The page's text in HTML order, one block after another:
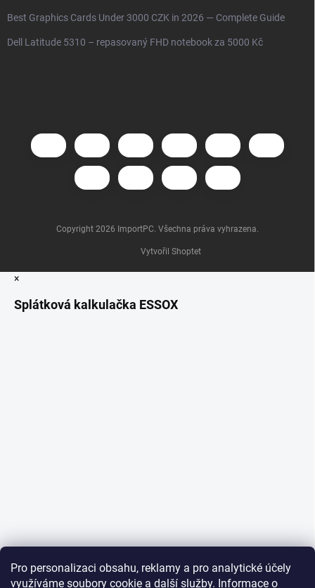
Pro personalizaci obsahu, reklamy a pro analytické účely
využíváme soubory cookie a další služby. Informace o
Best Graphics Cards Under 3000 CZK in 2026 — Complete Guide
Dell Latitude 5310 – repasovaný FHD notebook za 5000 Kč
Vytvořil Shoptet
Copyright 2026 ImportPC. Všechna práva vyhrazena.
×
Splátková kalkulačka ESSOX